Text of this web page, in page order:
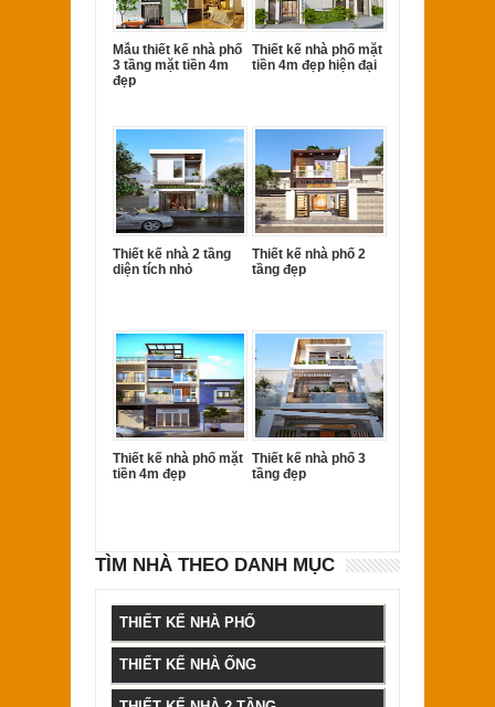
Mẫu thiết kế nhà phố
3 tầng mặt tiền 4m
đẹp
Thiết kế nhà phố mặt
tiền 4m đẹp hiện đại
Thiết kế nhà 2 tầng
diện tích nhỏ
Thiết kế nhà phố 2
tầng đẹp
Thiết kế nhà phố mặt
tiền 4m đẹp
Thiết kế nhà phố 3
tầng đẹp
TÌM NHÀ THEO DANH MỤC
THIẾT KẾ NHÀ PHỐ
THIẾT KẾ NHÀ ỐNG